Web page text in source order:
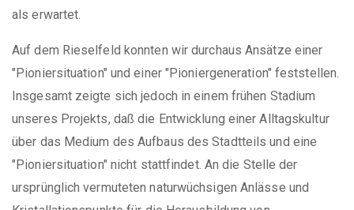
als erwartet.
Auf dem Rieselfeld konnten wir durchaus Ansätze einer
"Pioniersituation" und einer "Pioniergeneration" feststellen.
Insgesamt zeigte sich jedoch in einem frühen Stadium
unseres Projekts, daß die Entwicklung einer Alltagskultur
über das Medium des Aufbaus des Stadtteils und eine
"Pioniersituation" nicht stattfindet. An die Stelle der
ursprünglich vermuteten naturwüchsigen Anlässe und